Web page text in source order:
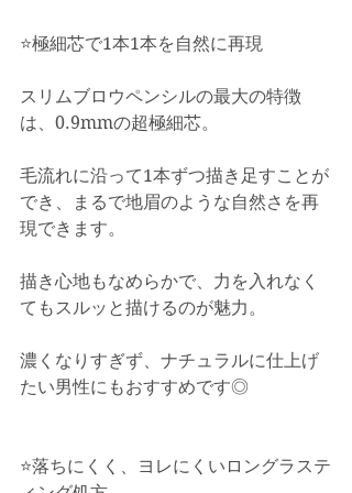
⭐️極細芯で1本1本を自然に再現
スリムブロウペンシルの最大の特徴
は、0.9mmの超極細芯。
毛流れに沿って1本ずつ描き足すことが
でき、まるで地眉のような自然さを再
現できます。
描き心地もなめらかで、力を入れなく
てもスルッと描けるのが魅力。
濃くなりすぎず、ナチュラルに仕上げ
たい男性にもおすすめです◎
⭐️落ちにくく、ヨレにくいロングラステ